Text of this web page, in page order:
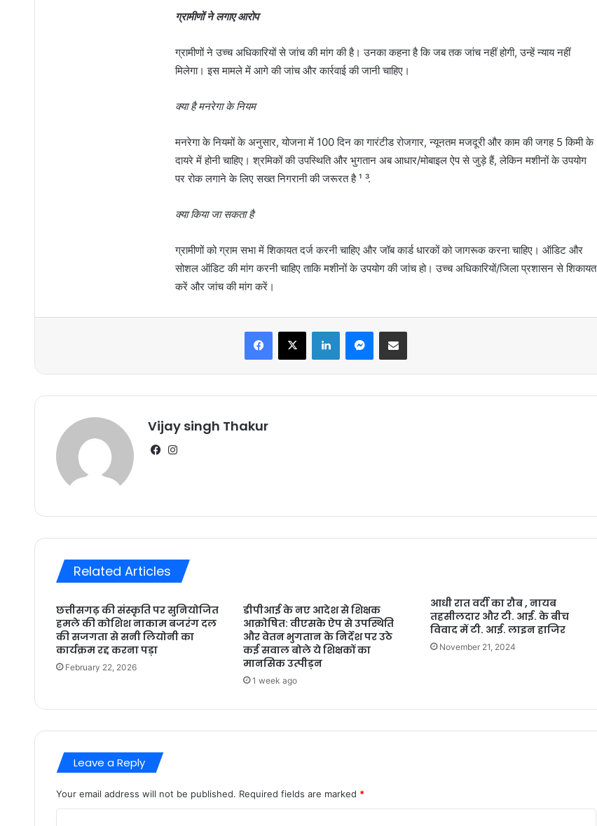
ग्रामीणों ने लगाए आरोप
ग्रामीणों ने उच्च अधिकारियों से जांच की मांग की है। उनका कहना है कि जब तक जांच नहीं होगी, उन्हें न्याय नहीं
मिलेगा। इस मामले में आगे की जांच और कार्रवाई की जानी चाहिए।
क्या है मनरेगा के नियम
मनरेगा के नियमों के अनुसार, योजना में 100 दिन का गारंटीड रोजगार, न्यूनतम मजदूरी और काम की जगह 5 किमी के
दायरे में होनी चाहिए। श्रमिकों की उपस्थिति और भुगतान अब आधार/मोबाइल ऐप से जुड़े हैं, लेकिन मशीनों के उपयोग
पर रोक लगाने के लिए सख्त निगरानी की जरूरत है ¹ ³.
क्या किया जा सकता है
ग्रामीणों को ग्राम सभा में शिकायत दर्ज करनी चाहिए और जॉब कार्ड धारकों को जागरूक करना चाहिए। ऑडिट और
सोशल ऑडिट की मांग करनी चाहिए ताकि मशीनों के उपयोग की जांच हो। उच्च अधिकारियों/जिला प्रशासन से शिकायत
करें और जांच की मांग करें।
Facebook
X LinkedInMessenger
Share via Email
Vijay singh Thakur
Facebook
Related Articles
छत्तीसगढ़ की संस्कृति पर सुनियोजित
हमले की कोशिश नाकाम बजरंग दल
की सजगता से सनी लियोनी का
कार्यक्रम रद्द करना पड़ा
February 22, 2026
डीपीआई के नए आदेश से शिक्षक
आक्रोषित: वीएसके ऐप से उपस्थिति
और वेतन भुगतान के निर्देश पर उठे
कई सवाल बोले ये शिक्षकों का
मानसिक उत्पीड़न
1 week ago
आधी रात वर्दी का रौब , नायब
तहसीलदार और टी. आई. के बीच
विवाद में टी. आई. लाइन हाजिर
November 21, 2024
Leave a Reply
Your email address will not be published. Required fields are marked *